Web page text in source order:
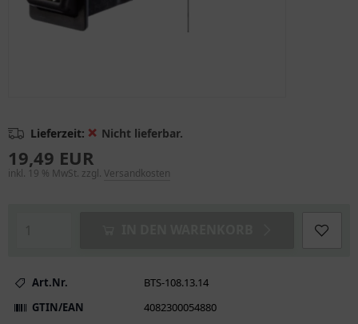
Lieferzeit: ❌ Nicht lieferbar.
19,49 EUR
inkl. 19 % MwSt. zzgl. Versandkosten
Art.Nr.
BTS-108.13.14
GTIN/EAN
4082300054880